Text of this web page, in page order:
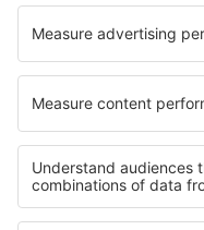
Hotely in Les Lecques
Nejlepší hotely - regiony
Hotely ve Val di Fassa
Hotely in Italian Alps
Hotely ve Val Rendena